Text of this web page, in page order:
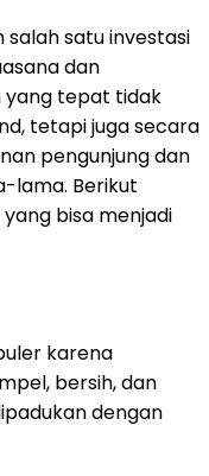
salah satu investasi
dan
yang tepat tidak
tetapi juga secara
pengunjung dan
lama. Berikut
bisa menjadi
karena
bersih, dan
dengan